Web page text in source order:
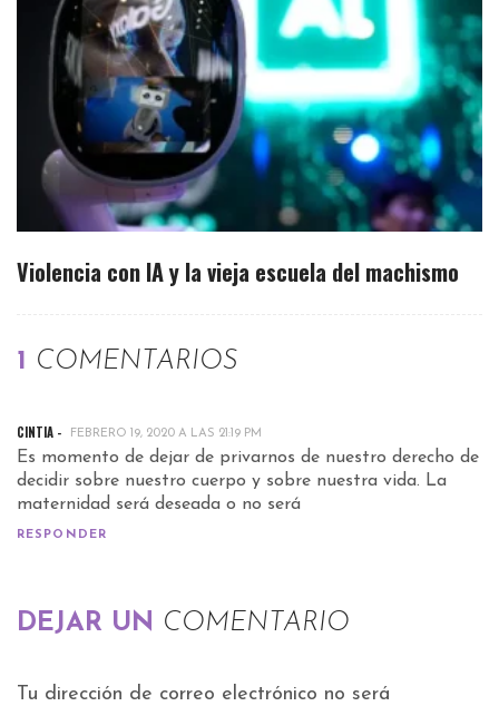
Violencia con IA y la vieja escuela del machismo
1 COMENTARIOS
CINTIA - FEBRERO 19, 2020 A LAS 21:19 PM
Es momento de dejar de privarnos de nuestro derecho de
decidir sobre nuestro cuerpo y sobre nuestra vida. La
maternidad será deseada o no será
RESPONDER
DEJAR UN COMENTARIO
Tu dirección de correo electrónico no será